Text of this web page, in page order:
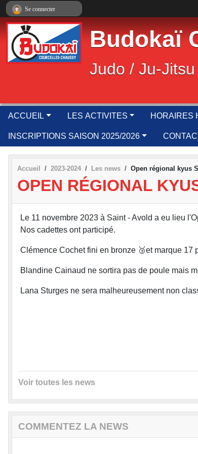
Budokaï
Judo / Ju-
ACCUEIL LES ACTIVITES HORAIRES
INSCRIPTIONS SAISON 2025/2026
Accueil 2023-2024 Les news Open régional kyus
OPEN RÉGIONAL
Le 11 novembre 2023 à Saint - Avold a eu lieu
Nos cadettes ont participé.
Clémence Cochet fini en bronze 🥉et marque 17
Blandine Cainaud ne sortira pas de poule mais
Lana Sturges ne sera malheureusement non
Voir toutes les news
COMMENTEZ LA NEWS
Se connecter
Panneau de gestion des cookies